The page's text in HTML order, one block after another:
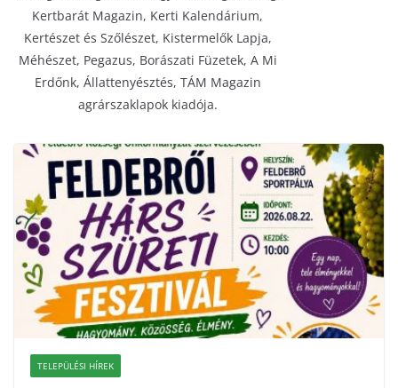
Kertbarát Magazin, Kerti Kalendárium,
Kertészet és Szőlészet, Kistermelők Lapja,
Méhészet, Pegazus, Borászati Füzetek, A Mi
Erdőnk, Állattenyésztés, TÁM Magazin
agrárszaklapok kiadója.
TELEPÜLÉSI HÍREK